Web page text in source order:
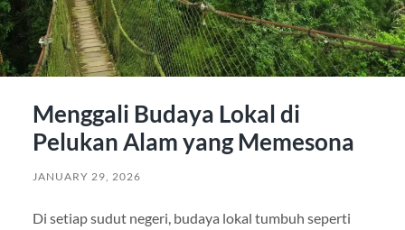
Menggali Budaya Lokal di
Pelukan Alam yang Memesona
JANUARY 29, 2026
Di setiap sudut negeri, budaya lokal tumbuh seperti